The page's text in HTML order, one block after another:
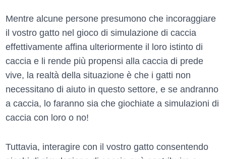
Mentre alcune persone presumono che incoraggiare
il vostro gatto nel gioco di simulazione di caccia
effettivamente affina ulteriormente il loro istinto di
caccia e li rende più propensi alla caccia di prede
vive, la realtà della situazione è che i gatti non
necessitano di aiuto in questo settore, e se andranno
a caccia, lo faranno sia che giochiate a simulazioni di
caccia con loro o no!
Tuttavia, interagire con il vostro gatto consentendo